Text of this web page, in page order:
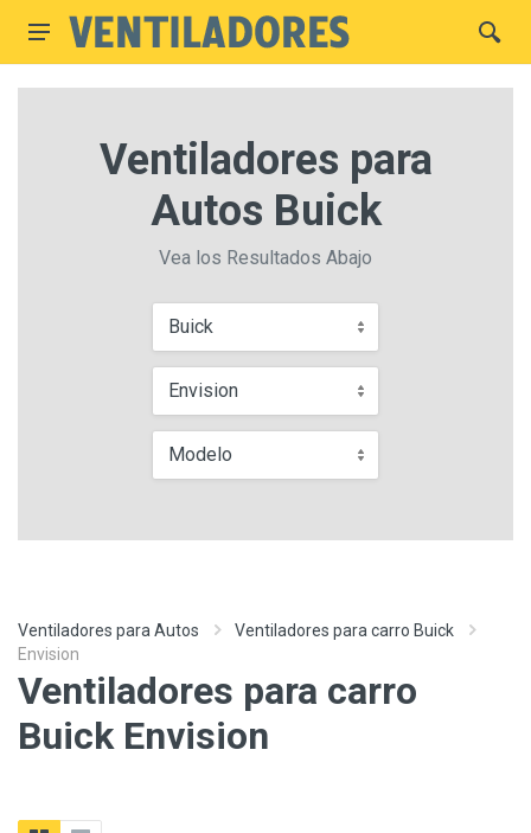
Ventiladores para
Autos Buick
Vea los Resultados Abajo
Buick
Envision
Modelo
Ventiladores para Autos
Ventiladores para carro Buick
Envision
Ventiladores para carro
Buick Envision